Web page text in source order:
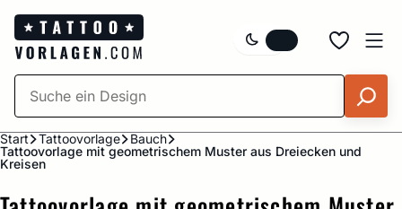
Zum
Inhalt
springen
Start Tattoovorlage
Bauch
Tattoovorlage mit geometrischem Muster aus Dreiecken und
Kreisen